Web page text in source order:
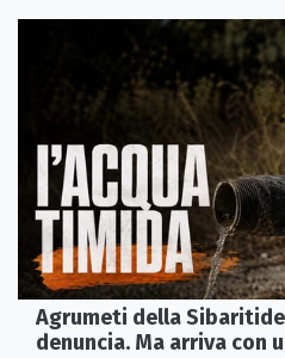
Agrumeti della
denuncia. Ma arriva con